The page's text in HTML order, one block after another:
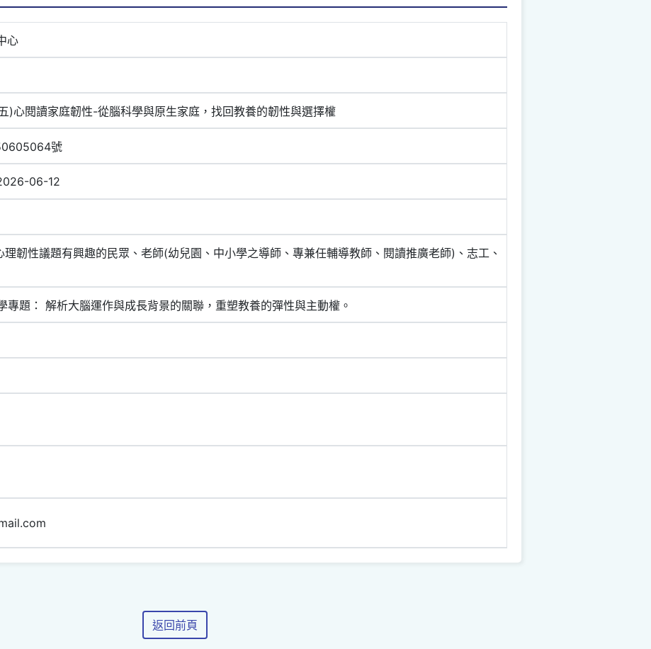
心
)心閱讀家庭韌性-從腦科學與原生家庭，找回教養的韌性與選擇權
號
06-12
韌性議題有興趣的民眾、老師(幼兒園、中小學之導師、專兼任輔導教師、閱讀推廣老師)、志工、
專題： 解析大腦運作與成長背景的關聯，重塑教養的彈性與主動權。
返回前頁